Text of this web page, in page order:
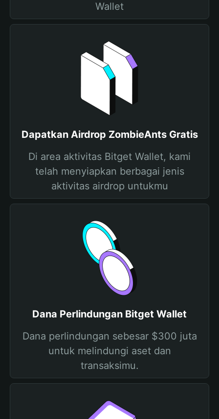
Wallet
Dapatkan Airdrop ZombieAnts Gratis
Di area aktivitas Bitget Wallet, kami
telah menyiapkan berbagai jenis
aktivitas airdrop untukmu
Dana Perlindungan Bitget Wallet
Dana perlindungan sebesar $300 juta
untuk melindungi aset dan
transaksimu.